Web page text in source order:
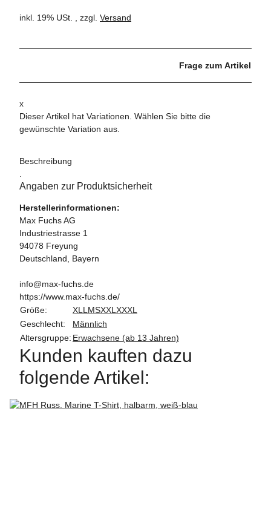
inkl. 19% USt. , zzgl. Versand
Frage zum Artikel
x
Dieser Artikel hat Variationen. Wählen Sie bitte die
gewünschte Variation aus.
Beschreibung
.
Angaben zur Produktsicherheit
Herstellerinformationen:
Max Fuchs AG
Industriestrasse 1
94078 Freyung
Deutschland, Bayern
info@max-fuchs.de
https://www.max-fuchs.de/
Größe:
XLLMSXXLXXXL
Geschlecht:
Männlich
Altersgruppe: Erwachsene (ab 13 Jahren)
Kunden kauften dazu
folgende Artikel: